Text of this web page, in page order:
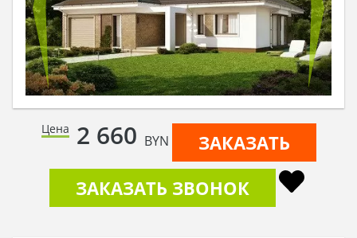
Цена 2 660 BYN
ЗАКАЗАТЬ
ЗАКАЗАТЬ ЗВОНОК